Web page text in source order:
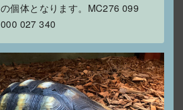
の個体となります。MC276 099
000 027 340